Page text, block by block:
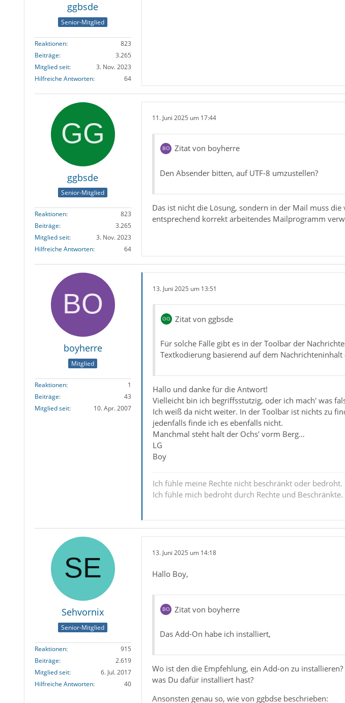
ggbsde
Senior-Mitglied
Reaktionen
823
Beiträge
3.265
Mitglied seit
3. Nov. 2023
Hilfreiche Antworten
64
ggbsde
Senior-Mitglied
Reaktionen
823
Beiträge
3.265
Mitglied seit
3. Nov. 2023
Hilfreiche Antworten
64
11. Juni 2025 um 17:44
Zitat von boyherre
Den Absender bitten, auf UTF-8 umzustellen?
Das ist nicht die Lösung, sondern in der Mail muss
entsprechend korrekt arbeitendes Mailprogramm
boyherre
Mitglied
Reaktionen
1
Beiträge
43
Mitglied seit
10. Apr. 2007
13. Juni 2025 um 13:51
Zitat von ggbsde
Für solche Fälle gibt es in der Toolbar der
Textkodierung basierend auf dem Nachrichteninhalt
Hallo und danke für die Antwort!
Vielleicht bin ich begriffsstutzig, oder ich mach' was
Ich weiß da nicht weiter. In der Toolbar ist nichts zu
jedenfalls finde ich es ebenfalls nicht.
Manchmal steht halt der Ochs' vorm Berg…
LG
Boy
Ich fühle meine Rechte nicht beschränkt oder bedroht.
Ich fühle mich bedroht durch Rechte und Beschränkte.
Sehvornix
Senior-Mitglied
Reaktionen
915
Beiträge
2.619
Mitglied seit
6. Jul. 2017
Hilfreiche Antworten
40
13. Juni 2025 um 14:18
Hallo Boy,
Zitat von boyherre
Das Add-On habe ich installiert,
Wo ist den die Empfehlung, ein Add-on zu
was Du dafür installiert hast?
Ansonsten genau so, wie von ggbdse beschrieben: